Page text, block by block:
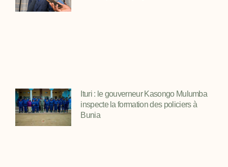
Ituri : le gouverneur Kasongo Mulumba
inspecte la formation des policiers à
Bunia